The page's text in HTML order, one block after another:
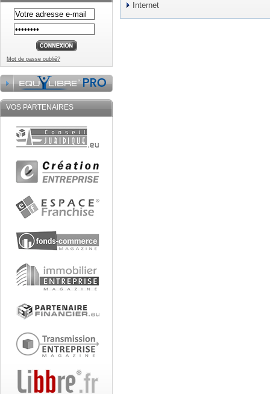
Mot de passe oublié?
VOS PARTENAIRES
Internet